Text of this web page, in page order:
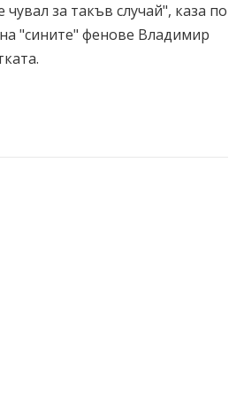
за такъв случай", каза по
"сините" фенове Владимир